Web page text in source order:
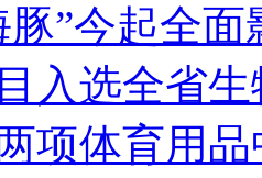
豚”今起全面
入选全省
项体育用